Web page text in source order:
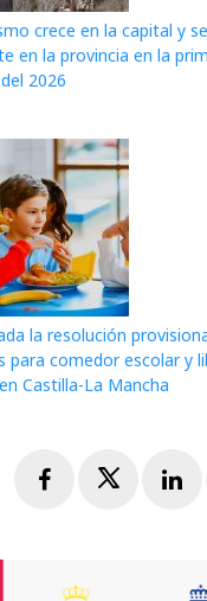
crece en la capital y se
en la provincia en la
2026
la resolución
para comedor escolar y
Castilla-La Mancha
FacebookTwitter